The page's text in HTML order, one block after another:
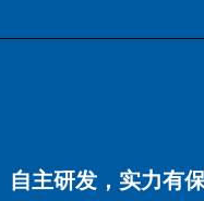
自主研发，实力有